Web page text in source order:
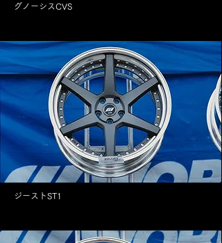
グノーシスCVS
ジーストST1